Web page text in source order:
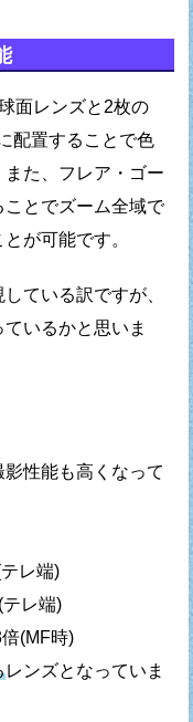
面レンズと 2枚の
配置することで色
また、フレア・ゴー
ことでズーム全域で
が可能です。
ている訳ですが、
いるかと思いま
性能も高くなって
レ端)
レ端)
(MF時)
レンズとなっていま